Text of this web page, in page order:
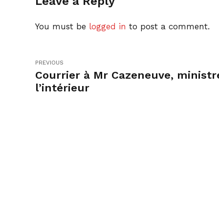
You must be logged in to post a comment.
PREVIOUS
Courrier à Mr Cazeneuve,
l’intérieur